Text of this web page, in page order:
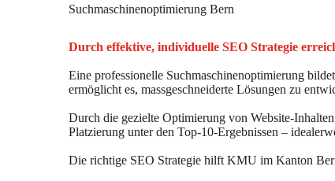
Suchmaschinenoptimierung Bern
Durch effektive, individuelle SEO Strategie
Eine professionelle Suchmaschinenoptimierung
ermöglicht es, massgeschneiderte Lösungen zu
Durch die gezielte Optimierung von Website-
Platzierung unter den Top-10-Ergebnissen –
Die richtige SEO Strategie hilft KMU im Kanton